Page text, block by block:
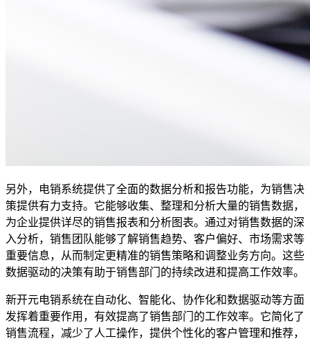
另外，电销系统提供了全面的数据分析和报告功能，为销售决
策提供有力支持。它能够收集、整理和分析大量的销售数据，
为企业提供详尽的销售报表和分析图表。通过对销售数据的深
入分析，销售团队能够了解销售趋势、客户偏好、市场需求等
重要信息，从而制定更精准的销售策略和调整业务方向。这些
数据驱动的决策有助于销售部门的持续改进和提高工作效率。
新开元电销系统在自动化、智能化、协作化和数据驱动等方面
发挥着重要作用，有效提高了销售部门的工作效率。它简化了
销售流程，减少了人工操作，提供个性化的客户管理和推荐，